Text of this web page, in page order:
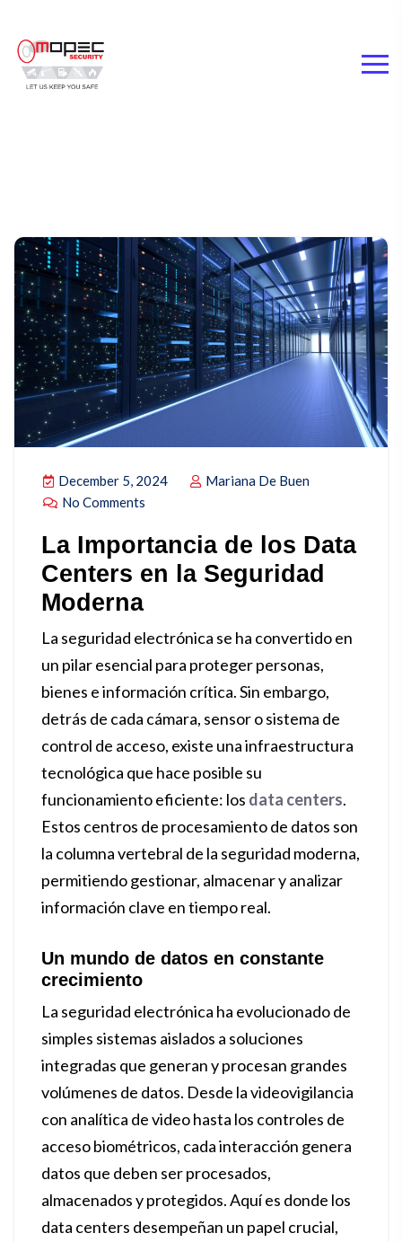
December 5, 2024
Mariana De Buen
No Comments
La Importancia de los Data
Centers en la Seguridad
Moderna
La seguridad electrónica se ha convertido en
un pilar esencial para proteger personas,
bienes e información crítica. Sin embargo,
detrás de cada cámara, sensor o sistema de
control de acceso, existe una infraestructura
tecnológica que hace posible su
funcionamiento eficiente: los data centers.
Estos centros de procesamiento de datos son
la columna vertebral de la seguridad moderna,
permitiendo gestionar, almacenar y analizar
información clave en tiempo real.
Un mundo de datos en constante
crecimiento
La seguridad electrónica ha evolucionado de
simples sistemas aislados a soluciones
integradas que generan y procesan grandes
volúmenes de datos. Desde la videovigilancia
con analítica de video hasta los controles de
acceso biométricos, cada interacción genera
datos que deben ser procesados,
almacenados y protegidos. Aquí es donde los
data centers desempeñan un papel crucial,